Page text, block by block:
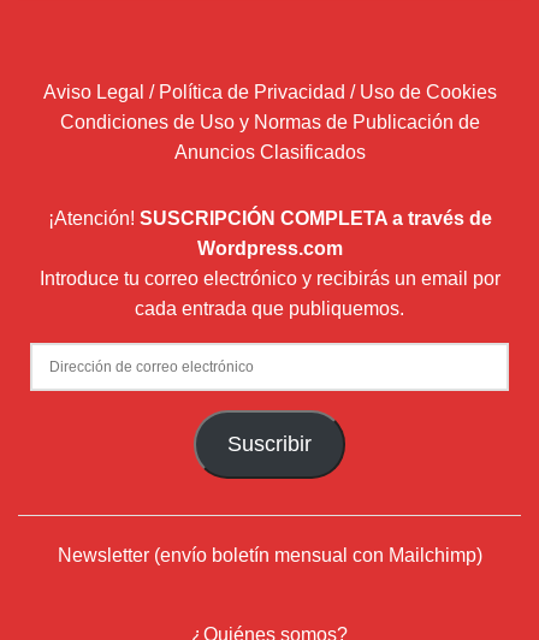
Aviso Legal / Política de Privacidad / Uso de Cookies
Condiciones de Uso y Normas de Publicación de
Anuncios Clasificados
¡Atención! SUSCRIPCIÓN COMPLETA a través de
Wordpress.com
Introduce tu correo electrónico y recibirás un email por
cada entrada que publiquemos.
Dirección
de
Suscribir
Newsletter (envío boletín mensual con Mailchimp)
¿Quiénes somos?